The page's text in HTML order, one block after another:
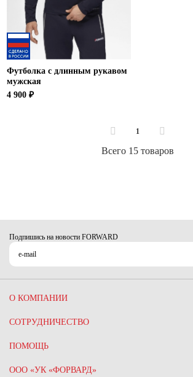
Футболка с длинным рукавом
мужская
4 900 ₽
1
Всего 15 товаров
Подпишись на новости FORWARD
О КОМПАНИИ
СОТРУДНИЧЕСТВО
ПОМОЩЬ
ООО «УК «ФОРВАРД»